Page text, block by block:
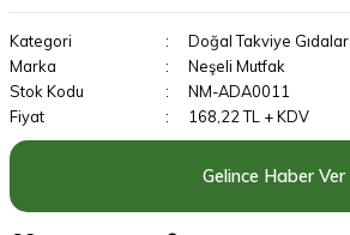
Kategori
Doğal Takviye Gıdalar
Marka
Neşeli Mutfak
Stok Kodu
NM-ADA0011
Fiyat
168,22 TL + KDV
Gelince Haber Ver